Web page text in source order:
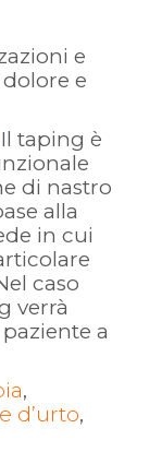
e
e
Il taping è
di nastro
alla
in cui
caso
verrà
a
,
d’urto,